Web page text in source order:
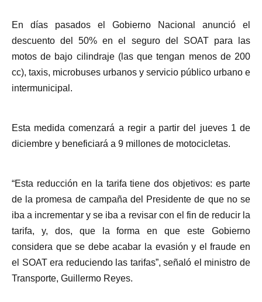
En días pasados el Gobierno Nacional anunció el
descuento del 50% en el seguro del SOAT para las
motos de bajo cilindraje (las que tengan menos de 200
cc), taxis, microbuses urbanos y servicio público urbano e
intermunicipal.
Esta medida comenzará a regir a partir del jueves 1 de
diciembre y beneficiará a 9 millones de motocicletas.
“Esta reducción en la tarifa tiene dos objetivos: es parte
de la promesa de campaña del Presidente de que no se
iba a incrementar y se iba a revisar con el fin de reducir la
tarifa, y, dos, que la forma en que este Gobierno
considera que se debe acabar la evasión y el fraude en
el SOAT era reduciendo las tarifas”, señaló el ministro de
Transporte, Guillermo Reyes.